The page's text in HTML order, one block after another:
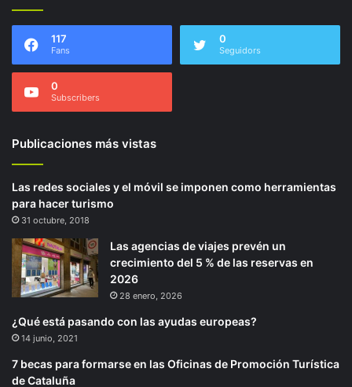
117
Fans
0
Seguidors
0
Subscribers
Publicaciones más vistas
Las redes sociales y el móvil se imponen como herramientas
para hacer turismo
31 octubre, 2018
Las agencias de viajes prevén un
crecimiento del 5 % de las reservas en
2026
28 enero, 2026
¿Qué está pasando con las ayudas europeas?
14 junio, 2021
7 becas para formarse en las Oficinas de Promoción Turística
de Cataluña